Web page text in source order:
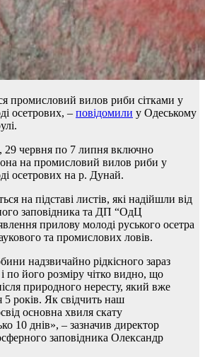
промисловий вилов риби сітками у
осетрових, – повідомили у Одеському
29 червня по 7 липня включно
на промисловий вилов риби у
осетрових на р. Дунай.
на підставі листів, які надійшли від
заповідника та ДП “ОдЦ
прилову молоді руського осетра
та промислових ловів.
надзвичайно рідкісного зараз
по його розміру чітко видно, що
природного нересту, який вже
5 років. Як свідчить наш
основна хвиля скату
10 днів», – зазначив директор
заповідника Олександр